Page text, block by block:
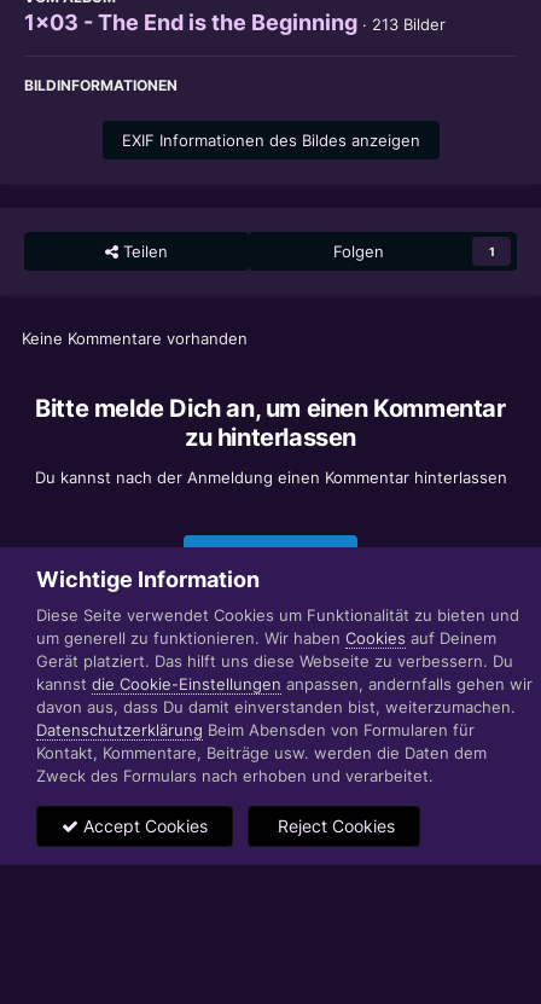
1x03 - The End is the Beginning · 213 Bilder
BILDINFORMATIONEN
EXIF Informationen des Bildes anzeigen
Teilen Folgen 1
Keine Kommentare vorhanden
Bitte melde Dich an, um einen Kommentar
zu hinterlassen
Du kannst nach der Anmeldung einen Kommentar hinterlassen
Datenschutzerklärung Impressum
© 1999 - 2022 RÄBIGER IT|WEB|VIDEO|CONSULTING
www.raebiger.pro
Powered by Invision Community
Wichtige Information
Diese Seite verwendet Cookies um Funktionalität zu bieten und
um generell zu funktionieren. Wir haben Cookies auf Deinem
Gerät platziert. Das hilft uns diese Webseite zu verbessern. Du
kannst die Cookie-Einstellungen anpassen, andernfalls gehen wir
davon aus, dass Du damit einverstanden bist, weiterzumachen.
Datenschutzerklärung Beim Abensden von Formularen für
Kontakt, Kommentare, Beiträge usw. werden die Daten dem
Zweck des Formulars nach erhoben und verarbeitet.
Accept Cookies Reject Cookies